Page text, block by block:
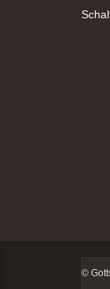
©